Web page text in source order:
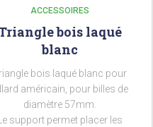
ACCESSOIRES
bois laqué
blanc
bois laqué blanc pour
américain, pour billes de
diamètre 57mm.
Le support permet placer les